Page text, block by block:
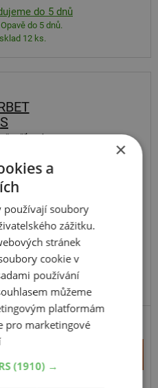
do 5 dnů
do 5 dnů.
12 ks.
S
stříbrný
5x112
×
a
používají soubory
zážitku.
stránek
cookie v
používání
můžeme
platformám
pro marketingové
(1910) →